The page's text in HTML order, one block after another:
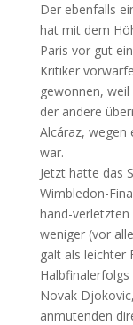
Der ebenfalls
hat mit dem
Paris vor gut
Kritiker
gewonnen,
der andere
Alcáraz, wegen
war.
Jetzt hatte das
Wimbledon-
hand-verletzten
weniger (vor
galt als leichter
Novak
anmutenden